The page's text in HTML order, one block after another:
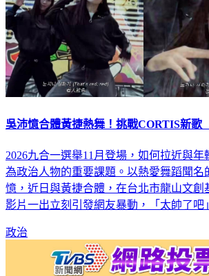
2026九合一選舉11月登場，如何拉近與年
為政治人物的重要課題。以熱愛舞蹈聞名
憶，近日與黃捷合體，在台北市龍山文創